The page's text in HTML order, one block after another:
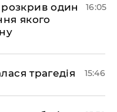
один
якого
16:05
трагедія 15:46